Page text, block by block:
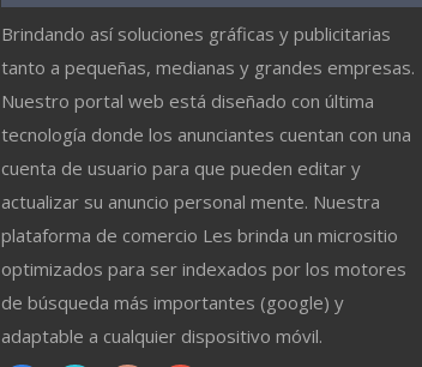
Brindando así soluciones gráficas y publicitarias
tanto a pequeñas, medianas y grandes empresas.
Nuestro portal web está diseñado con última
tecnología donde los anunciantes cuentan con una
cuenta de usuario para que pueden editar y
actualizar su anuncio personal mente. Nuestra
plataforma de comercio Les brinda un micrositio
optimizados para ser indexados por los motores
de búsqueda más importantes (google) y
adaptable a cualquier dispositivo móvil.